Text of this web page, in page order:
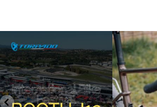
IBF sta per...
17 1
Kepler R è la